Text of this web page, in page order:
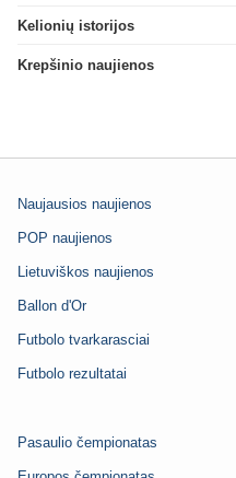
Kelionių istorijos
Krepšinio naujienos
Naujausios naujienos
POP naujienos
Lietuviškos naujienos
Ballon d'Or
Futbolo tvarkarasciai
Futbolo rezultatai
Pasaulio čempionatas